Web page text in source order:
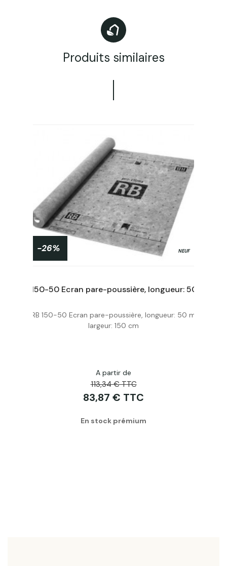
Produits similaires
Acheter
-26% NEUF
RB 150-50 Ecran pare-poussière, longueur: 50 m
largeur: 150 cm
A partir de
113,34 € TTC
83,87 € TTC
En stock prémium